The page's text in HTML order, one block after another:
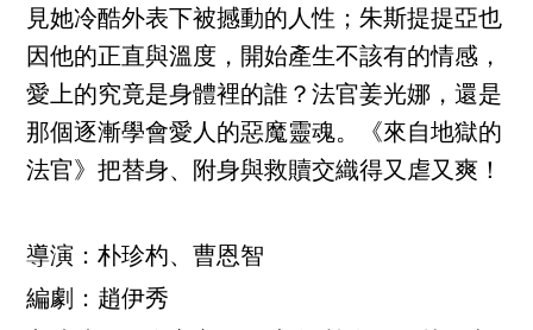
見她冷酷外表下被撼動的人性；朱斯提提亞也
因他的正直與溫度，開始產生不該有的情感，
愛上的究竟是身體裡的誰？法官姜光娜，還是
那個逐漸學會愛人的惡魔靈魂。《來自地獄的
法官》把替身、附身與救贖交織得又虐又爽！
導演：朴珍杓、曹恩智
編劇：趙伊秀